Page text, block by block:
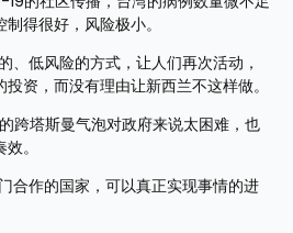
得很好，风险极小。
、低风险的方式，让人们再次活动，
资，而没有理由让新西兰不这样做。
跨塔斯曼气泡对政府来说太困难，也
。
合作的国家，可以真正实现事情的进